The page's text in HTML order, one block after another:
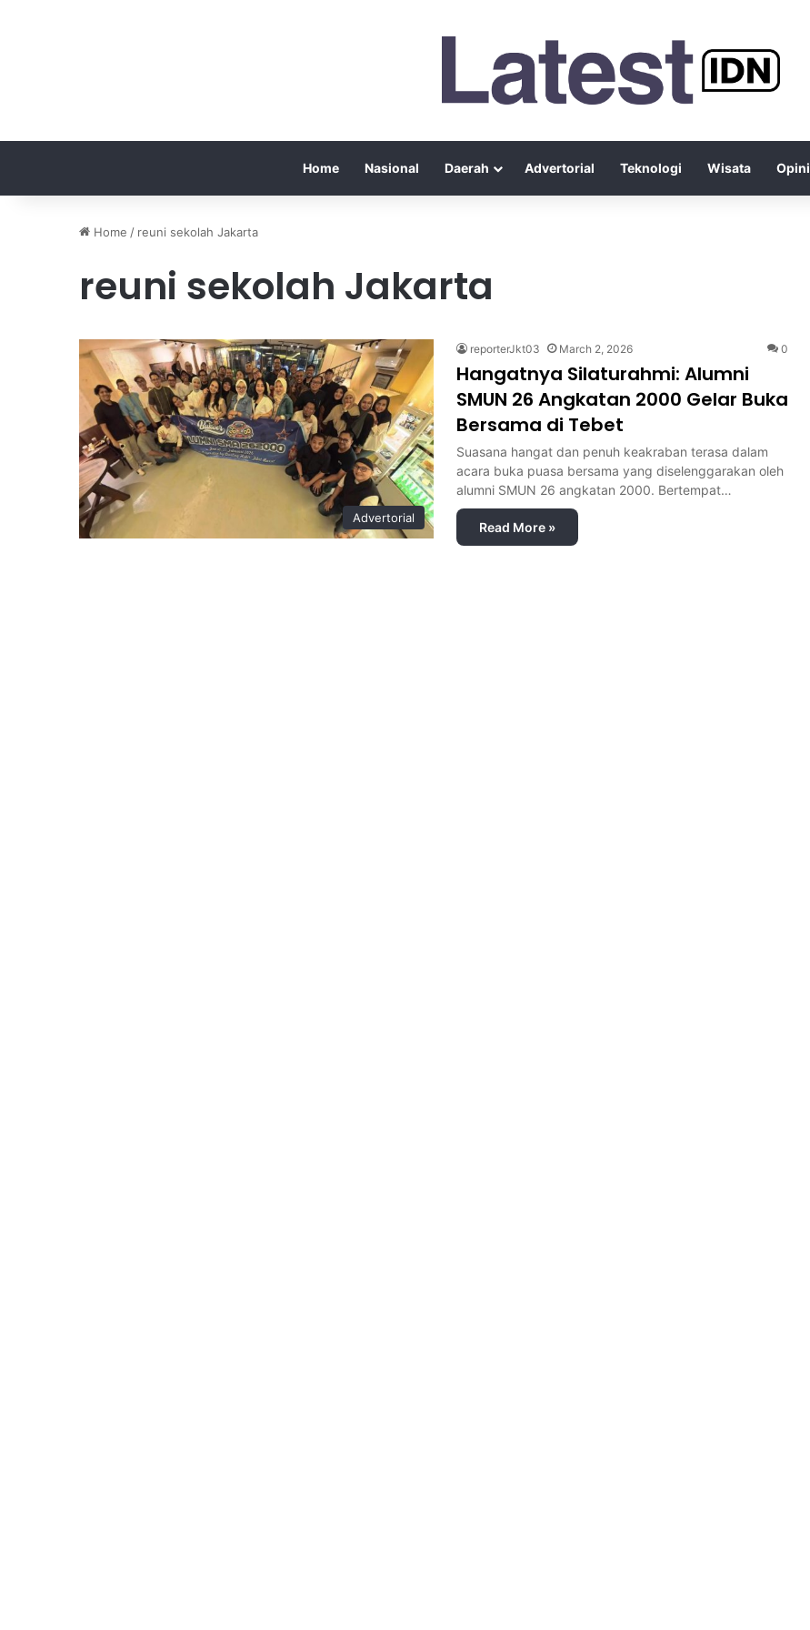
Home Nasional Daerah Advertorial Teknologi Wisata Opini
Home / reuni sekolah Jakarta
reuni sekolah Jakarta
Advertorial
reporterJkt03 March 2, 2026 0
Hangatnya Silaturahmi: Alumni
SMUN 26 Angkatan 2000 Gelar Buka
Bersama di Tebet
Suasana hangat dan penuh keakraban terasa dalam
acara buka puasa bersama yang diselenggarakan oleh
alumni SMUN 26 angkatan 2000. Bertempat…
Read More »